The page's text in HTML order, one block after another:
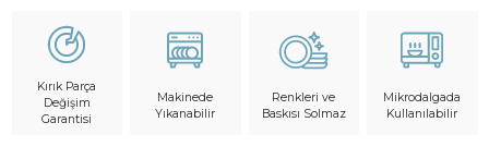
Kırık Parça
Değişim
Garantisi
Makinede
Yıkanabilir
Renkleri ve
Baskısı Solmaz
Mikrodalgada
Kullanılabilir